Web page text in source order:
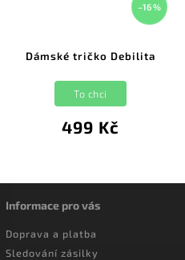
–16 %
Dámské tričko Debilita
499 Kč
To chci
Informace pro vás
Doprava a platba
Sledování zásilky